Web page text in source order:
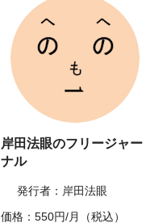
岸田法眼のフリージャー
ナル
発行者：岸田法眼
価格：550円/月（税込）